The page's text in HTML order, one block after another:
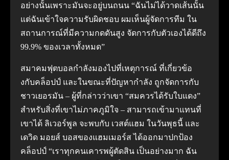
อย่างนั้นเพราะมันจะอยู่บนถนน “ฉันไม่ได้วาดเส้นนั้น
แต่ฉันเข้าใจความรับผิดชอบ ผมเห็นผู้จัดการทีม ใน
สถานการณ์ที่มีความกดดันสูง จัดการกับตัวเองได้ดีถึง
99.9% ของเวลาทั้งหมด”
สมาคมฟุตบอลกําลังมองไปที่เหตุการณ์ ที่เกี่ยวข้อ
งกับคล็อปป์ และในขณะที่ปัญหากําลัง ถูกจัดการกับ
ชาวเยอรมัน – ผู้ที่กล่าวว่าเขา “สมควรได้รับใบแดง”
สําหรับสิ่งที่เขาไม่ภาคภูมิใจ – สามารถเข้ามาแทนที่
เขาได้ ลิเวอร์พูล จะพบกับ เวสต์แฮม ในวันพุธนี้ และ
เดวิด มอยส์ บอสของแฮมเมอร์ส ได้ออกมาปกป้อง
คล็อปป์ “เราทุกคนเคารพผู้ตัดสิน เป็นอย่างมาก ฉัน